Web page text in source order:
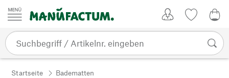
Zum Inhalt springen
Startseite Badematten